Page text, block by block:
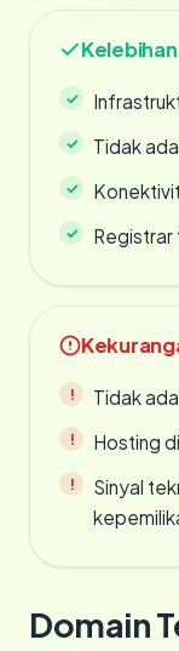
Kelebihan
Tidak
Registrar
Tidak
Hosting
Sinyal
Domain